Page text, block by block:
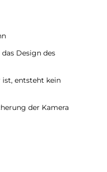
Design des
ist, entsteht kein
der Kamera